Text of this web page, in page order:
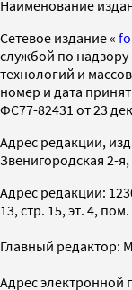
Наименование
Cетевое издание «
службой по
технологий и
номер и дата
ФС77-82431 от 23
Адрес редакции,
Звенигородская 2-я,
Адрес редакции:
13, стр. 15, эт. 4, пом.
Главный редактор:
Адрес электронной